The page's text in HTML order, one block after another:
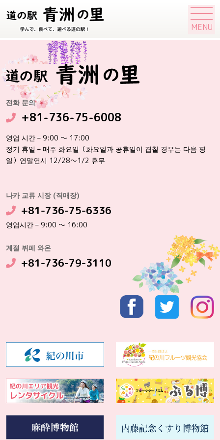
MENU
전화 문의
+81-736-75-6008
영업 시간 – 9:00 ～ 17:00
정기 휴일 – 매주 화요일（화요일과 공휴일이 겹칠 경우는 다음 평
일）연말연시 12/28～1/2 휴무
나카 교류 시장 (직매장)
+81-736-75-6336
영업시간 – 9:00 ～ 16:00
계절 뷔페 와온
+81-736-79-3110